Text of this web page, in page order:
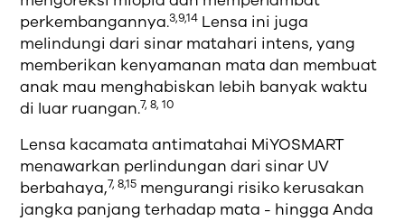
perkembangannya.3,9,14 Lensa ini juga
melindungi dari sinar matahari intens, yang
memberikan kenyamanan mata dan membuat
anak mau menghabiskan lebih banyak waktu
di luar ruangan.7, 8, 10
Lensa kacamata antimatahai MiYOSMART
menawarkan perlindungan dari sinar UV
berbahaya,7, 8,15 mengurangi risiko kerusakan
jangka panjang terhadap mata - hingga Anda